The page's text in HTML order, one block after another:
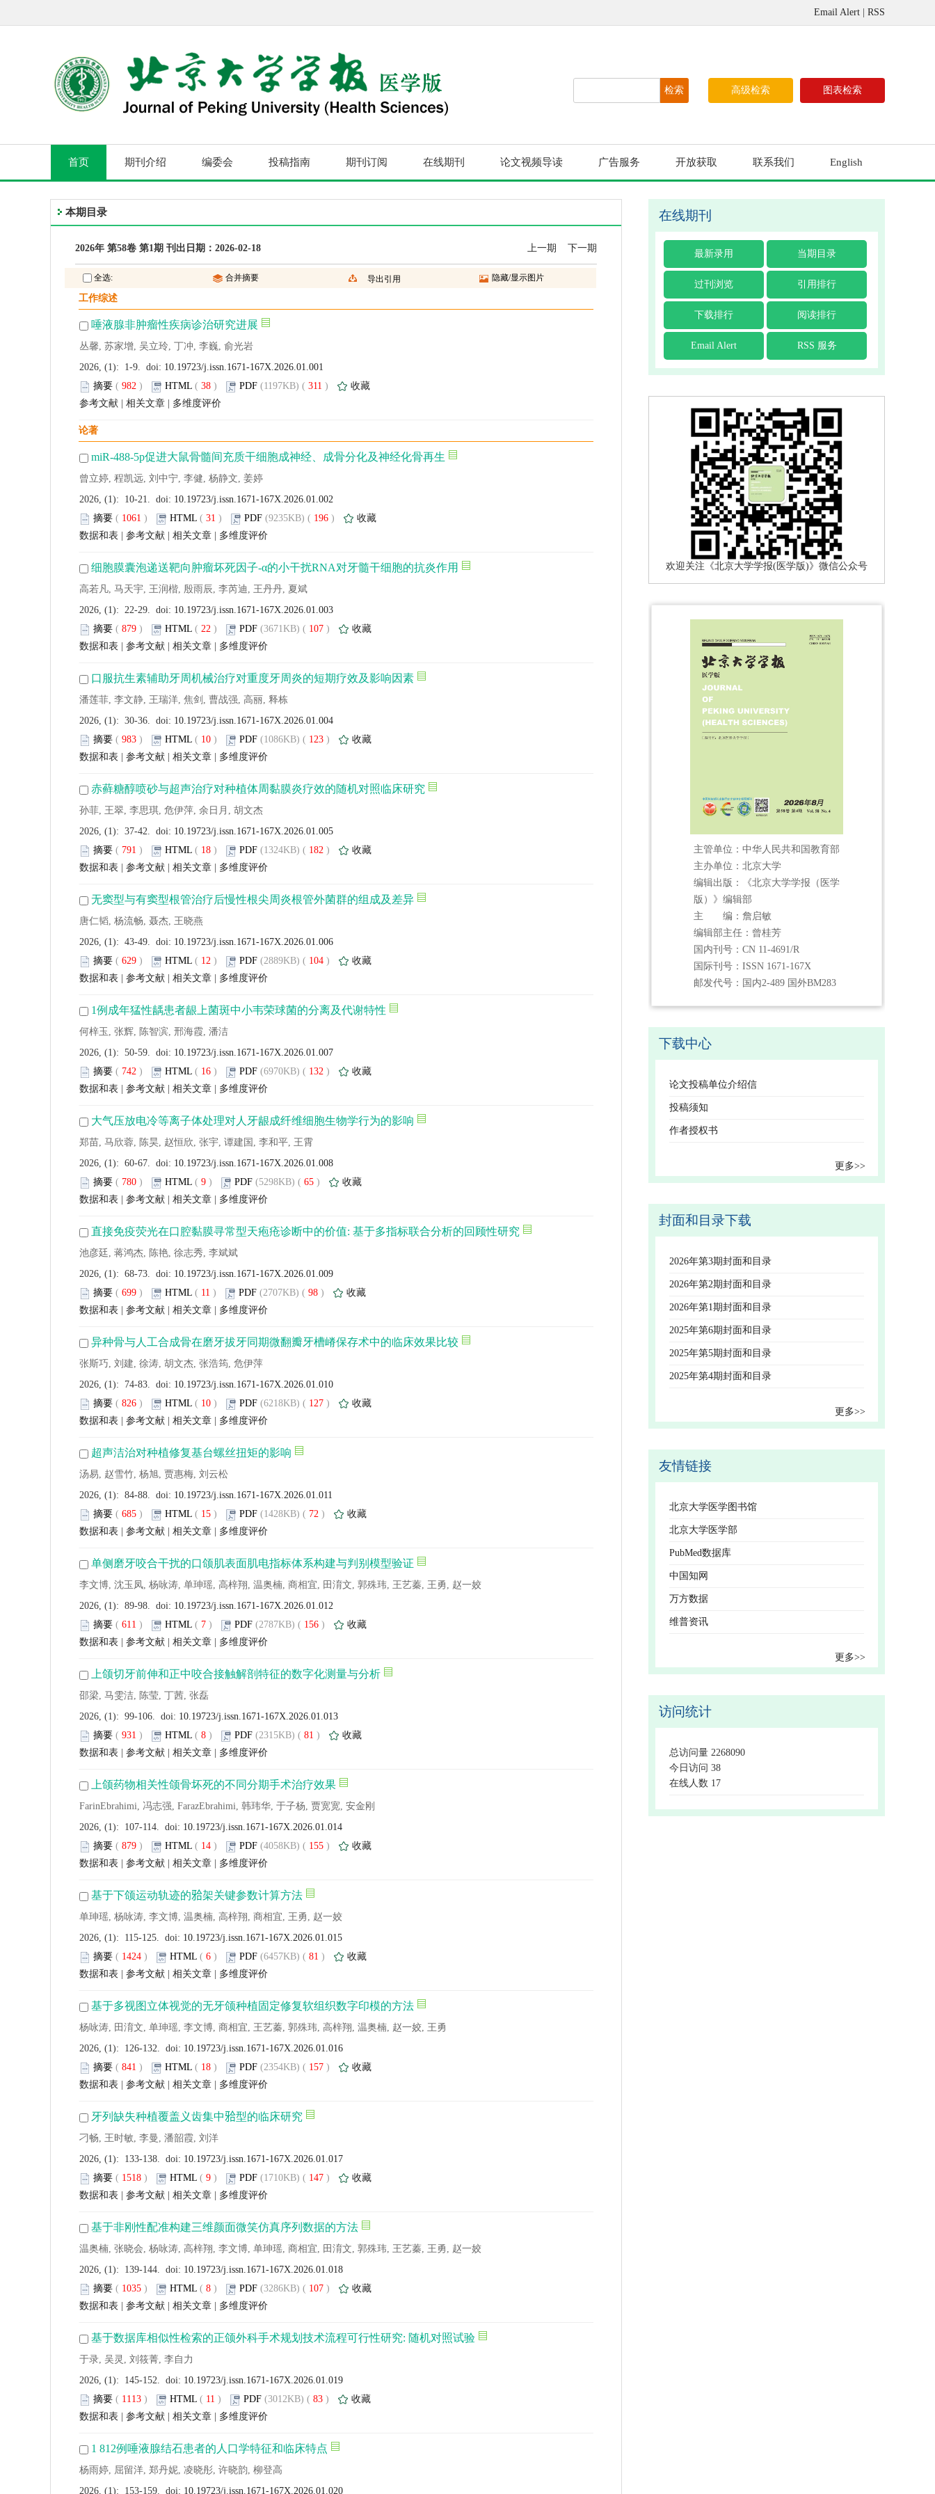
Email Alert RSS
图表检索
高级检索
首页 期刊介绍 编委会 投稿指南 期刊订阅 在线期刊 论文视频导读 广告服务 开放获取 联系我们 English
本期目录
2026年 第58卷 第1期 刊出日期：2026-02-18 上一期 下一期
全选: 合并摘要 导出引用 隐藏/显示图片
工作综述
唾液腺非肿瘤性疾病诊治研究进展
丛馨, 苏家增, 吴立玲, 丁冲, 李巍, 俞光岩
2026, (1): 1-9. doi: 10.19723/j.issn.1671-167X.2026.01.001
摘要 ( 982 ) HTML ( 38 ) PDF (1197KB) ( 311 )
收藏
参考文献
相关文章 多维度评价
论著
miR-488-5p促进大鼠骨髓间充质干细胞成神经、成骨分化及神经化骨再生
曾立婷, 程凯远, 刘中宁, 李健, 杨静文, 姜婷
2026, (1): 10-21. doi: 10.19723/j.issn.1671-167X.2026.01.002
摘要 ( 1061 ) HTML ( 31 ) PDF (9235KB) ( 196 )
收藏
数据和表
参考文献 相关文章 多维度评价
细胞膜囊泡递送靶向肿瘤坏死因子-α的小干扰RNA对牙髓干细胞的抗炎作用
高若凡, 马天宇, 王润楷, 殷雨辰, 李芮迪, 王丹丹, 夏斌
2026, (1): 22-29. doi: 10.19723/j.issn.1671-167X.2026.01.003
摘要 ( 879 ) HTML ( 22 ) PDF (3671KB) ( 107 )
收藏
数据和表
参考文献 相关文章 多维度评价
口服抗生素辅助牙周机械治疗对重度牙周炎的短期疗效及影响因素
潘莲菲, 李文静, 王瑞洋, 焦剑, 曹战强, 高丽, 释栋
2026, (1): 30-36. doi: 10.19723/j.issn.1671-167X.2026.01.004
摘要 ( 983 ) HTML ( 10 ) PDF (1086KB) ( 123 )
收藏
数据和表
参考文献 相关文章 多维度评价
赤藓糖醇喷砂与超声治疗对种植体周黏膜炎疗效的随机对照临床研究
孙菲, 王翠, 李思琪, 危伊萍, 余日月, 胡文杰
2026, (1): 37-42. doi: 10.19723/j.issn.1671-167X.2026.01.005
摘要 ( 791 ) HTML ( 18 ) PDF (1324KB) ( 182 )
收藏
数据和表
参考文献 相关文章 多维度评价
无窦型与有窦型根管治疗后慢性根尖周炎根管外菌群的组成及差异
唐仁韬, 杨流畅, 聂杰, 王晓燕
2026, (1): 43-49. doi: 10.19723/j.issn.1671-167X.2026.01.006
摘要 ( 629 ) HTML ( 12 ) PDF (2889KB) ( 104 )
收藏
数据和表
参考文献 相关文章 多维度评价
1例成年猛性龋患者龈上菌斑中小韦荣球菌的分离及代谢特性
何梓玉, 张辉, 陈智滨, 邢海霞, 潘洁
2026, (1): 50-59. doi: 10.19723/j.issn.1671-167X.2026.01.007
摘要 ( 742 ) HTML ( 16 ) PDF (6970KB) ( 132 )
收藏
数据和表
参考文献 相关文章 多维度评价
大气压放电冷等离子体处理对人牙龈成纤维细胞生物学行为的影响
郑苗, 马欣蓉, 陈昊, 赵恒欣, 张宇, 谭建国, 李和平, 王霄
2026, (1): 60-67. doi: 10.19723/j.issn.1671-167X.2026.01.008
摘要 ( 780 ) HTML ( 9 ) PDF (5298KB) ( 65 )
收藏
数据和表
参考文献 相关文章 多维度评价
直接免疫荧光在口腔黏膜寻常型天疱疮诊断中的价值: 基于多指标联合分析的回顾性研究
池彦廷, 蒋鸿杰, 陈艳, 徐志秀, 李斌斌
2026, (1): 68-73. doi: 10.19723/j.issn.1671-167X.2026.01.009
摘要 ( 699 ) HTML ( 11 ) PDF (2707KB) ( 98 )
收藏
数据和表
参考文献 相关文章 多维度评价
异种骨与人工合成骨在磨牙拔牙同期微翻瓣牙槽嵴保存术中的临床效果比较
张斯巧, 刘建, 徐涛, 胡文杰, 张浩筠, 危伊萍
2026, (1): 74-83. doi: 10.19723/j.issn.1671-167X.2026.01.010
摘要 ( 826 ) HTML ( 10 ) PDF (6218KB) ( 127 )
收藏
数据和表
参考文献 相关文章 多维度评价
超声洁治对种植修复基台螺丝扭矩的影响
汤易, 赵雪竹, 杨旭, 贾惠梅, 刘云松
2026, (1): 84-88. doi: 10.19723/j.issn.1671-167X.2026.01.011
摘要 ( 685 ) HTML ( 15 ) PDF (1428KB) ( 72 )
收藏
数据和表
参考文献 相关文章 多维度评价
单侧磨牙咬合干扰的口颌肌表面肌电指标体系构建与判别模型验证
李文博, 沈玉凤, 杨咏涛, 单珅瑶, 高梓翔, 温奥楠, 商相宜, 田淯文, 郭殊玮, 王艺蓁, 王勇, 赵一姣
2026, (1): 89-98. doi: 10.19723/j.issn.1671-167X.2026.01.012
摘要 ( 611 ) HTML ( 7 ) PDF (2787KB) ( 156 )
收藏
数据和表
参考文献 相关文章 多维度评价
上颌切牙前伸和正中咬合接触解剖特征的数字化测量与分析
邵梁, 马雯洁, 陈莹, 丁茜, 张磊
2026, (1): 99-106. doi: 10.19723/j.issn.1671-167X.2026.01.013
摘要 ( 931 ) HTML ( 8 ) PDF (2315KB) ( 81 )
收藏
数据和表
参考文献 相关文章 多维度评价
上颌药物相关性颌骨坏死的不同分期手术治疗效果
FarinEbrahimi, 冯志强, FarazEbrahimi, 韩玮华, 于子杨, 贾宽宽, 安金刚
2026, (1): 107-114. doi: 10.19723/j.issn.1671-167X.2026.01.014
摘要 ( 879 ) HTML ( 14 ) PDF (4058KB) ( 155 )
收藏
数据和表
参考文献 相关文章 多维度评价
基于下颌运动轨迹的𬌗架关键参数计算方法
单珅瑶, 杨咏涛, 李文博, 温奥楠, 高梓翔, 商相宜, 王勇, 赵一姣
2026, (1): 115-125. doi: 10.19723/j.issn.1671-167X.2026.01.015
摘要 ( 1424 ) HTML ( 6 ) PDF (6457KB) ( 81 )
收藏
数据和表
参考文献 相关文章 多维度评价
基于多视图立体视觉的无牙颌种植固定修复软组织数字印模的方法
杨咏涛, 田淯文, 单珅瑶, 李文博, 商相宜, 王艺蓁, 郭殊玮, 高梓翔, 温奥楠, 赵一姣, 王勇
2026, (1): 126-132. doi: 10.19723/j.issn.1671-167X.2026.01.016
摘要 ( 841 ) HTML ( 18 ) PDF (2354KB) ( 157 )
收藏
数据和表
参考文献 相关文章 多维度评价
牙列缺失种植覆盖义齿集中𬌗型的临床研究
刁畅, 王时敏, 李曼, 潘韶霞, 刘洋
2026, (1): 133-138. doi: 10.19723/j.issn.1671-167X.2026.01.017
摘要 ( 1518 ) HTML ( 9 ) PDF (1710KB) ( 147 )
收藏
数据和表
参考文献 相关文章 多维度评价
基于非刚性配准构建三维颜面微笑仿真序列数据的方法
温奥楠, 张晓会, 杨咏涛, 高梓翔, 李文博, 单珅瑶, 商相宜, 田淯文, 郭殊玮, 王艺蓁, 王勇, 赵一姣
2026, (1): 139-144. doi: 10.19723/j.issn.1671-167X.2026.01.018
摘要 ( 1035 ) HTML ( 8 ) PDF (3286KB) ( 107 )
收藏
数据和表
参考文献 相关文章 多维度评价
基于数据库相似性检索的正颌外科手术规划技术流程可行性研究: 随机对照试验
于录, 吴灵, 刘筱菁, 李自力
2026, (1): 145-152. doi: 10.19723/j.issn.1671-167X.2026.01.019
摘要 ( 1113 ) HTML ( 11 ) PDF (3012KB) ( 83 )
收藏
数据和表
参考文献 相关文章 多维度评价
1 812例唾液腺结石患者的人口学特征和临床特点
杨雨婷, 屈留洋, 郑丹妮, 凌晓彤, 许晓韵, 柳登高
2026, (1): 153-159. doi: 10.19723/j.issn.1671-167X.2026.01.020
在线期刊
最新录用 当期目录
过刊浏览 引用排行
下载排行 阅读排行
Email Alert RSS 服务
欢迎关注《北京大学学报(医学版)》微信公众号
主管单位：中华人民共和国教育部
主办单位：北京大学
编辑出版：《北京大学学报（医学
版）》编辑部
主 编：詹启敏
编辑部主任：曾桂芳
国内刊号：CN 11-4691/R
国际刊号：ISSN 1671-167X
邮发代号：国内2-489 国外BM283
下载中心
论文投稿单位介绍信
投稿须知
作者授权书
更多>>
封面和目录下载
2026年第3期封面和目录
2026年第2期封面和目录
2026年第1期封面和目录
2025年第6期封面和目录
2025年第5期封面和目录
2025年第4期封面和目录
更多>>
友情链接
北京大学医学图书馆
北京大学医学部
PubMed数据库
中国知网
万方数据
维普资讯
更多>>
访问统计
总访问量 2268090
今日访问 38
在线人数 17